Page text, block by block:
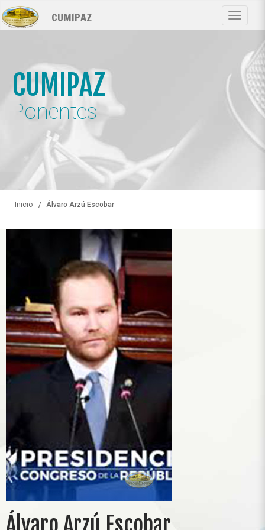
Pasar
al
contenido
Toggle
CUMIPAZ
CUMIPAZ
Ponentes
Inicio Álvaro Arzú Escobar